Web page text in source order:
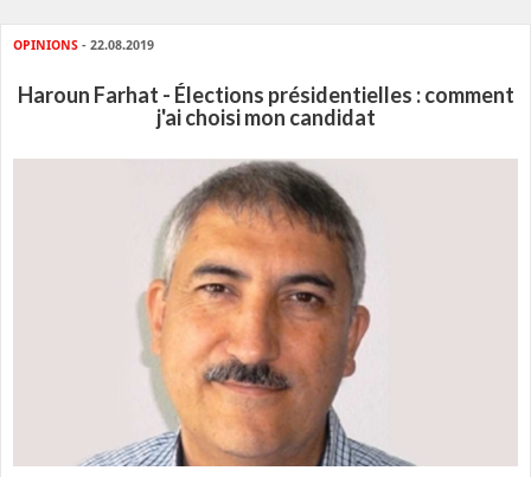
OPINIONS - 22.08.2019
Haroun Farhat - Élections présidentielles : comment
j'ai choisi mon candidat